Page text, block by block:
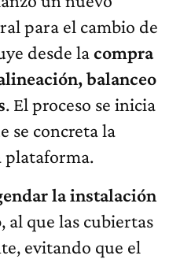
para el cambio de
desde lacompra
balanceo
. El proceso se inicia
se concreta la
plataforma.
la instalación
, al que las cubiertas
evitando que el